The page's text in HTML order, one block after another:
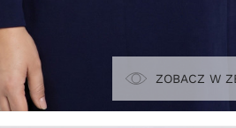
ZOBACZ W